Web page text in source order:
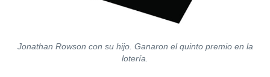
Jonathan Rowson con su hijo. Ganaron el quinto premio en la
lotería.